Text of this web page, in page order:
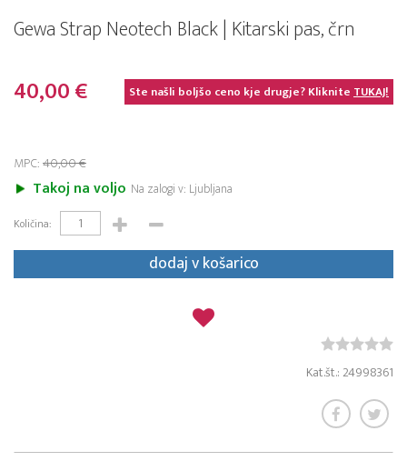
Gewa Strap Neotech Black | Kitarski pas, črn
40,00 € Ste našli boljšo ceno kje drugje? KlikniteTUKAJ!
MPC:40,00 €
Takoj na voljo Na zalogi v: Ljubljana
Količina:
dodaj v košarico
Kat.št.: 24998361